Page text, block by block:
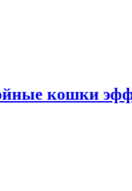
кошки